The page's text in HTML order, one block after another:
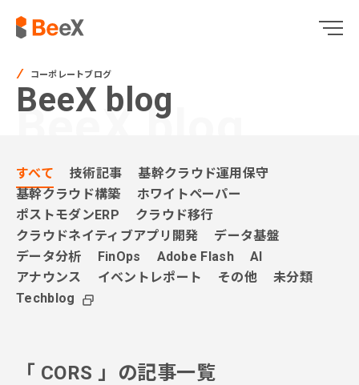
コーポレートブログ
BeeX blog
BeeX blog
すべて 技術記事
基幹クラウド運用保守
基幹クラウド構築
ホワイトペーパー
ポストモダンERP
クラウド移行
クラウドネイティブアプリ開発
データ基盤
データ分析
FinOps Adobe Flash
AI
アナウンス
イベントレポート その他
未分類
Techblog
「 CORS 」の記事一覧